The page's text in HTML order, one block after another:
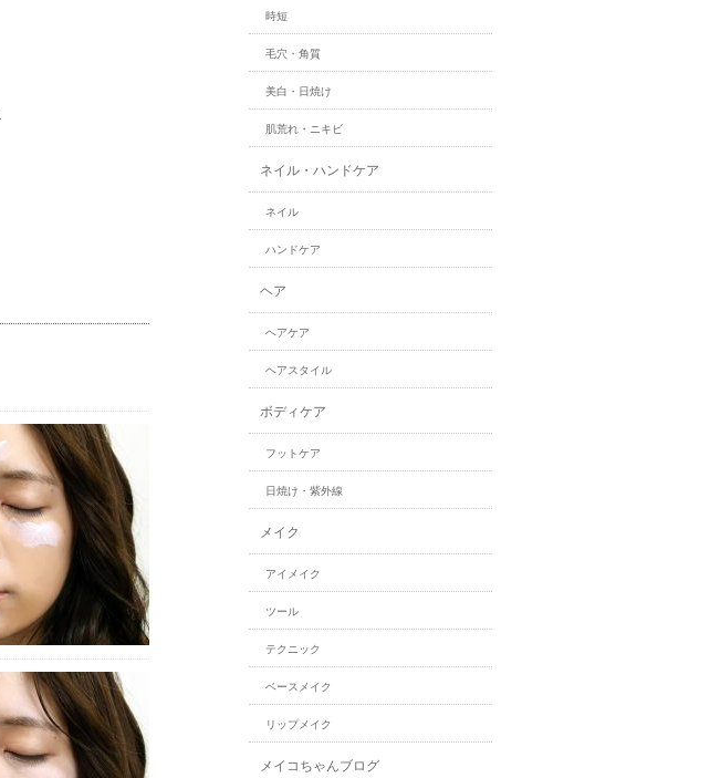
時短
毛穴・角質
美白・日焼け
肌荒れ・ニキビ
ネイル・ハンドケア
ネイル
ハンドケア
ヘア
ヘアケア
ヘアスタイル
ボディケア
フットケア
日焼け・紫外線
メイク
アイメイク
ツール
テクニック
ベースメイク
リップメイク
メイコちゃんブログ